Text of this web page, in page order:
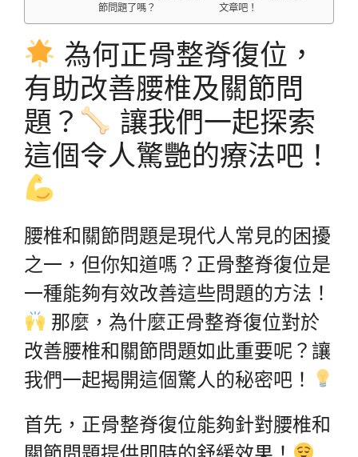
節問題了嗎？
文章吧！
為何正骨整脊復位，
有助改善腰椎及關節問
題？
讓我們一起探索
這個令人驚艷的療法吧！
腰椎和關節問題是現代人常見的困擾
之一，但你知道嗎？正骨整脊復位是
一種能夠有效改善這些問題的方法！
那麼，為什麼正骨整脊復位對於
改善腰椎和關節問題如此重要呢？讓
我們一起揭開這個驚人的秘密吧！
首先，正骨整脊復位能夠針對腰椎和